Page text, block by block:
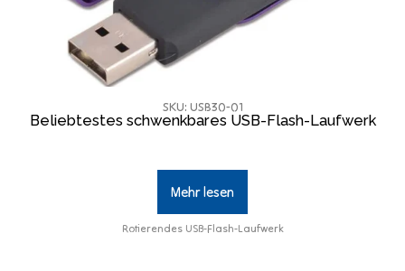
SKU: USB30-01
Beliebtestes schwenkbares USB-Flash-Laufwerk
Mehr lesen
Rotierendes USB-Flash-Laufwerk